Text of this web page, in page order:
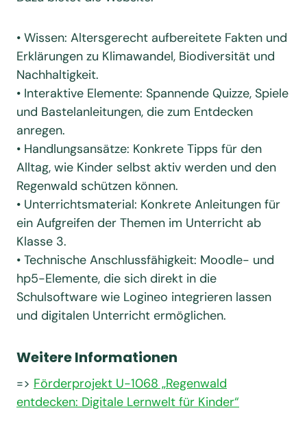
• Wissen: Altersgerecht aufbereitete Fakten und
Erklärungen zu Klimawandel, Biodiversität und
Nachhaltigkeit.
• Interaktive Elemente: Spannende Quizze, Spiele
und Bastelanleitungen, die zum Entdecken
anregen.
• Handlungsansätze: Konkrete Tipps für den
Alltag, wie Kinder selbst aktiv werden und den
Regenwald schützen können.
• Unterrichtsmaterial: Konkrete Anleitungen für
ein Aufgreifen der Themen im Unterricht ab
Klasse 3.
• Technische Anschlussfähigkeit: Moodle- und
hp5-Elemente, die sich direkt in die
Schulsoftware wie Logineo integrieren lassen
und digitalen Unterricht ermöglichen.
Weitere Informationen
=> Förderprojekt U-1068 „Regenwald
entdecken: Digitale Lernwelt für Kinder“